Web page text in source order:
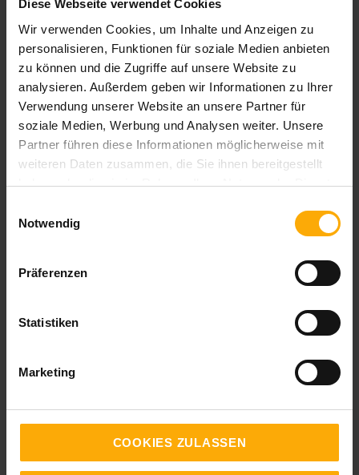
Diese Webseite verwendet Cookies
Wir verwenden Cookies, um Inhalte und Anzeigen zu
personalisieren, Funktionen für soziale Medien anbieten
zu können und die Zugriffe auf unsere Website zu
analysieren. Außerdem geben wir Informationen zu Ihrer
Verwendung unserer Website an unsere Partner für
soziale Medien, Werbung und Analysen weiter. Unsere
Partner führen diese Informationen möglicherweise mit
weiteren Daten zusammen, die Sie ihnen bereitgestellt
haben oder die sie im Rahmen Ihrer Nutzung der Dienste
Notwendig
Präferenzen
Statistiken
Marketing
COOKIES ZULASSEN
Blog für Anwender und Interessenten von HubSpot
aus Deutschland. Hier finden Sie die komplette Übersicht zu
Neuigkeiten und Updates der HubSpot Module Inbound
Marketing, Vertrieb und CRM auf deutsch.
Blog per E-Mail abonnieren!
E-Mail Adresse
Ihre Daten sind vertraulich und werden niemals an Dritte
Wann möchten Sie über HubSpot Updates informiert
wöchentlich
Was ist Ihre größte Herausforderung um als Unternehmen